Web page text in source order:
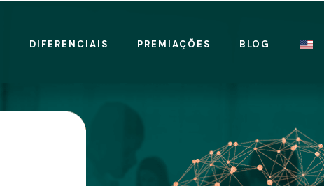
DIFERENCIAIS PREMIAÇÕES BLOG